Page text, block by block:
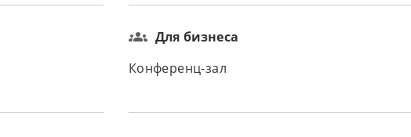
Для бизнеса
Конференц-зал